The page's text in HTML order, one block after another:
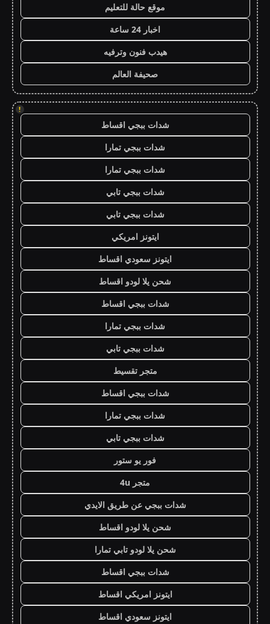
موقع حالة للتعليم
اخبار 24 ساعة
هيدب فنون وترفيه
صحيفة العالم
!
شدات ببجي اقساط
شدات ببجي تمارا
شدات ببجي تمارا
شدات ببجي تابي
شدات ببجي تابي
ايتونز امريكي
ايتونز سعودي اقساط
شحن يلا لودو اقساط
شدات ببجي اقساط
شدات ببجي تمارا
شدات ببجي تابي
متجر تقسيط
شدات ببجي اقساط
شدات ببجي تمارا
شدات ببجي تابي
فور يو ستور
متجر 4u
شدات ببجي عن طريق الايدي
شحن يلا لودو اقساط
شحن يلا لودو تابي تمارا
شدات ببجي اقساط
ايتونز امريكي اقساط
ايتونز سعودي اقساط